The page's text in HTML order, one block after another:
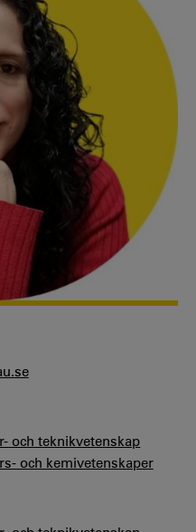
och teknikvetenskap
och kemivetenskaper